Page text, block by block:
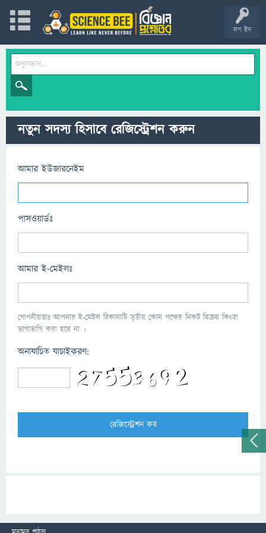
লগ ইন
নতুন সদস্য হিসাবে রেজিস্ট্রেশন করুন
আমার ইউজারনেইম
পাসওয়ার্ডঃ
আমার ই-মেইলঃ
গোপনীয়তাঃ আপনার ই-মেইল ঠিকানাটি তৃতীয় কোন পক্ষের নিকট বিক্রয় কিংবা
ভাগাভাগি করা হবে না ।
অনাযাচিত যাচাইকরণ: